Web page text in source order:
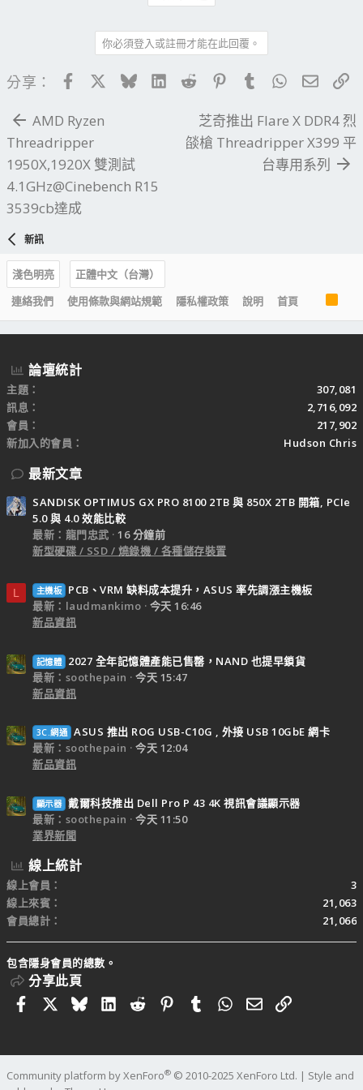
你必須登入或註冊才能在此回覆。
分享： FacebookBlueskyLinkedIn
Reddit PinterestTumblrWhatsApp
電子
AMD Ryzen
Threadripper
1950X,1920X 雙測試
4.1GHz@Cinebench R15
3539cb達成
芝奇推出 Flare X DDR4 烈
燄槍 Threadripper X399 平
台專用系列
新訊
淺色明亮
正體中文（台灣）
連絡我們
使用條款與網站規範 隱私權政策 說明 首頁
R
S
S
論壇統計
主題
307,081
訊息
2,716,092
會員
217,902
新加入的會員
Hudson Chris
最新文章
SANDISK OPTIMUS GX PRO 8100 2TB 與 850X 2TB 開箱, PCIe
5.0 與 4.0 效能比較
最新：龍門忠武
16 分鐘前
新型硬碟 / SSD / 燒錄機 / 各種儲存裝置
L 主機板
PCB、VRM 缺料成本提升，ASUS 率先調漲主機板
最新：laudmankimo
今天 16:46
新品資訊
記憶體
2027 全年記憶體產能已售罄，NAND 也提早鎖貨
最新：soothepain
今天 15:47
新品資訊
3C.網通 ASUS 推出 ROG USB-C10G , 外接 USB 10GbE 網卡
最新：soothepain
今天 12:04
新品資訊
顯示器 戴爾科技推出 Dell Pro P 43 4K 視訊會議顯示器
最新：soothepain
今天 11:50
業界新聞
線上統計
線上會員
3
線上來賓
21,063
會員總計
21,066
包含隱身會員的總數。
分享此頁
FacebookBlueskyLinkedIn
RedditPinterestTumblrWhatsApp
電子郵件
連結
Community platform by XenForo® © 2010-2025 XenForo Ltd. | Style and